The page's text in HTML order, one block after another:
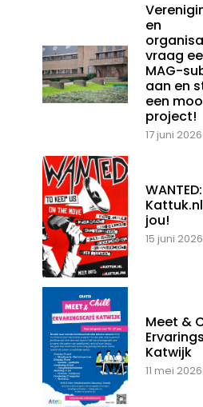
en
vraag
MAG-
aan en
een
project!
17 juni 2026
WANTED:
jou!
15 juni 2026
Meet &
Katwijk
11 mei 2026